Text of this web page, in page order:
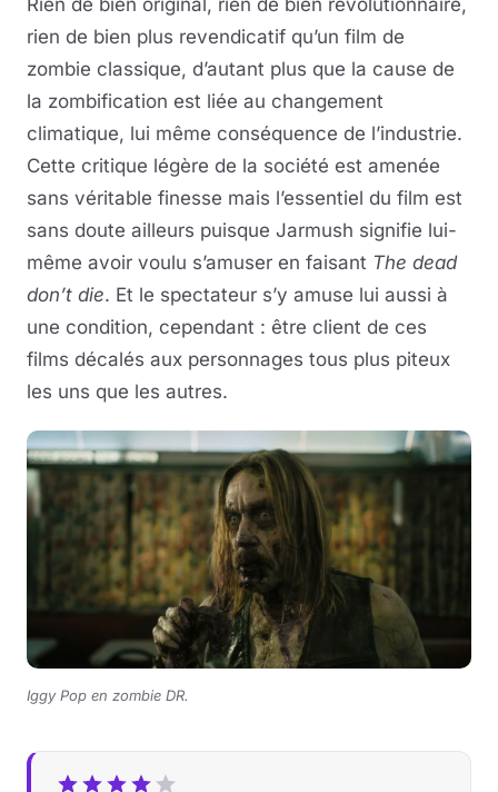
rien de bien plus revendicatif qu’un film de
zombie classique, d’autant plus que la cause de
la zombification est liée au changement
climatique, lui même conséquence de l’industrie.
Cette critique légère de la société est amenée
sans véritable finesse mais l’essentiel du film est
sans doute ailleurs puisque Jarmush signifie lui-
même avoir voulu s’amuser en faisant The dead
don’t die. Et le spectateur s’y amuse lui aussi à
une condition, cependant : être client de ces
films décalés aux personnages tous plus piteux
les uns que les autres.
Iggy Pop en zombie DR.